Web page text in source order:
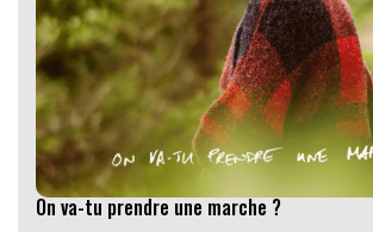
On va-tu prendre une marche ?